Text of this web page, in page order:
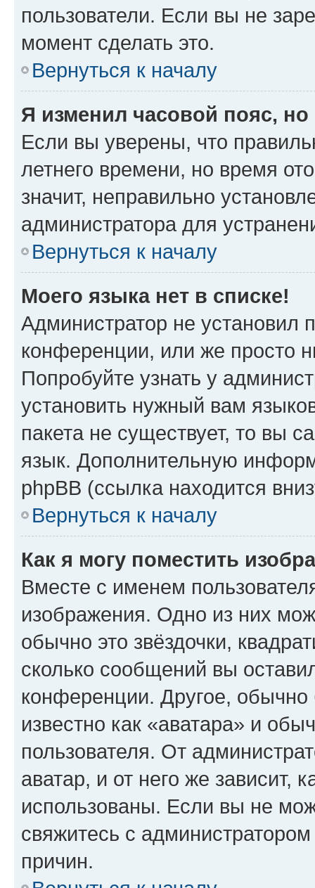
пользователи. Если вы не
момент сделать это.
Вернуться к началу
Я изменил часовой пояс,
Если вы уверены, что
летнего времени, но время
значит, неправильно
администратора для
Вернуться к началу
Моего языка нет в списке!
Администратор не установил
конференции, или же просто
Попробуйте узнать у
установить нужный вам
пакета не существует, то вы
язык. Дополнительную
phpBB (ссылка находится
Вернуться к началу
Как я могу поместить
Вместе с именем
изображения. Одно из них
обычно это звёздочки,
сколько сообщений вы
конференции. Другое,
известно как «аватара» и
пользователя. От
аватар, и от него же зависит,
использованы. Если вы не
свяжитесь с
причин.